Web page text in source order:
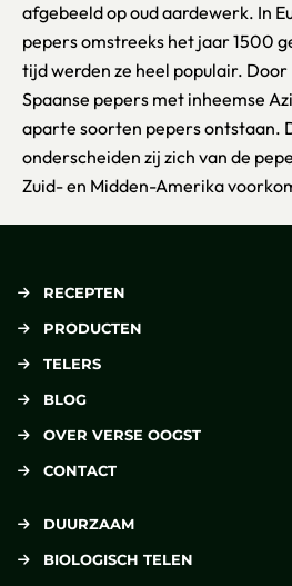
afgebeeld op oud aardewerk. In
pepers omstreeks het jaar 1500
tijd werden ze heel populair.
Spaanse pepers met inheemse
aparte soorten pepers ontstaan.
onderscheiden zij zich van de
Zuid- en Midden-Amerika
RECEPTEN
PRODUCTEN
TELERS
BLOG
OVER VERSE OOGST
CONTACT
DUURZAAM
BIOLOGISCH TELEN